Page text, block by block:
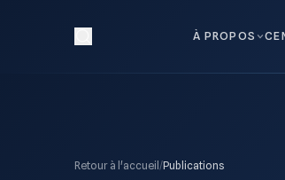
À PROPOS
Retour à l'accueil /Publications